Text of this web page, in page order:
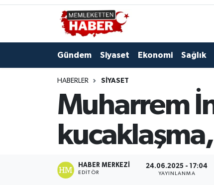
Gündem Siyaset Ekonomi Sağlık
HABERLER SIYASET
Muharrem
HABER MERKEZI
EDITÖR
24.06.2025 - 17:04
YAYINLANMA